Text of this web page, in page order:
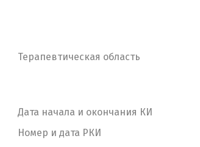
Терапевтическая область
Дата начала и окончания КИ
Номер и дата РКИ